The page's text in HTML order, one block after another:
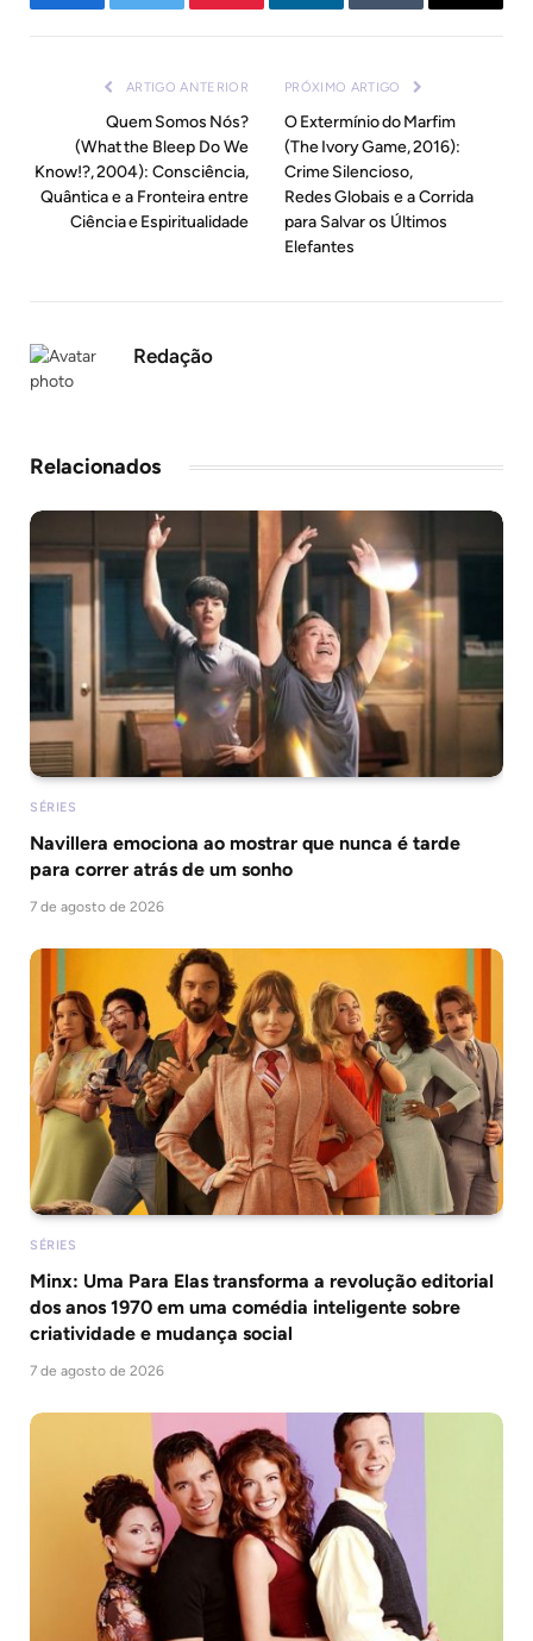
FacebookTwitter Pinterest LinkedInTumblr
E-
ARTIGO ANTERIOR
Quem Somos Nós?
(What the Bleep Do We
Know!?, 2004): Consciência,
Quântica e a Fronteira entre
Ciência e Espiritualidade
PRÓXIMO ARTIGO
O Extermínio do Marfim
(The Ivory Game, 2016):
Crime Silencioso,
Redes Globais e a Corrida
para Salvar os Últimos
Elefantes
Redação
Relacionados
SÉRIES
Navillera emociona ao mostrar que nunca é tarde
para correr atrás de um sonho
7 de agosto de 2026
SÉRIES
Minx: Uma Para Elas transforma a revolução editorial
dos anos 1970 em uma comédia inteligente sobre
criatividade e mudança social
7 de agosto de 2026